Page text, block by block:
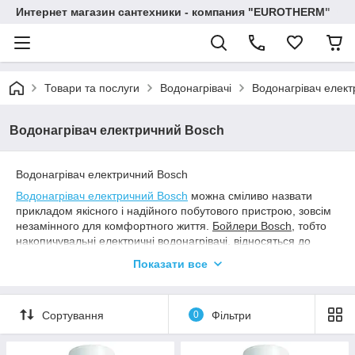
Интернет магазин сантехники - компания "EUROTHERM"
Товари та послуги Водонагрівачі Водонагрівач
Водонагрівач електричний Bosch
Водонагрівач електричний Bosch
Водонагрівач електричний Bosch можна сміливо назвати
прикладом якісного і надійного побутового пристрою, зовсім
незамінного для комфортного життя. Бойлери Bosch , тобто
накопичувальні електричні водонагрівачі, відносяться до
наявного асортименту. І тут грають роль як переваги,
електрообладнання для забезпечення гарячою водою в
домашніх умовах.
Показати все
Сортування 0 Фільтри